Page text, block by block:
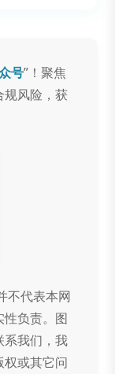
号”！聚焦
规风险，获
不代表本网
负责。图
系我们，我
或其它问